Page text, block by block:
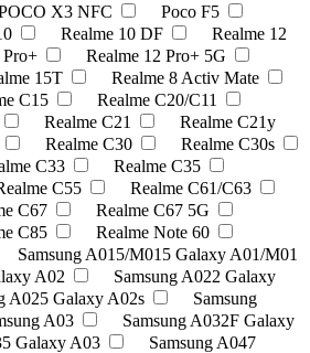
X3 NFC
Poco F5
Realme 10 DF
Realme 12
Pro+
Realme 12 Pro+ 5G
15T
Realme 8 Activ Mate
C15
Realme C20/C11
Realme C21
Realme C21y
Realme C30
Realme C30s
C33
Realme C35
C55
Realme C61/C63
C67
Realme C67 5G
C85
Realme Note 60
Samsung A015/M015 Galaxy A01/M01
A02
Samsung A022 Galaxy
A025 Galaxy A02s
Samsung
A03
Samsung A032F Galaxy
Galaxy A03
Samsung A047